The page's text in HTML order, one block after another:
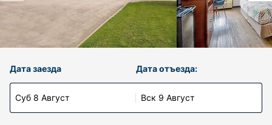
Дата заезда
Суб 8 Август
Дата отъезда:
Вск 9 Август